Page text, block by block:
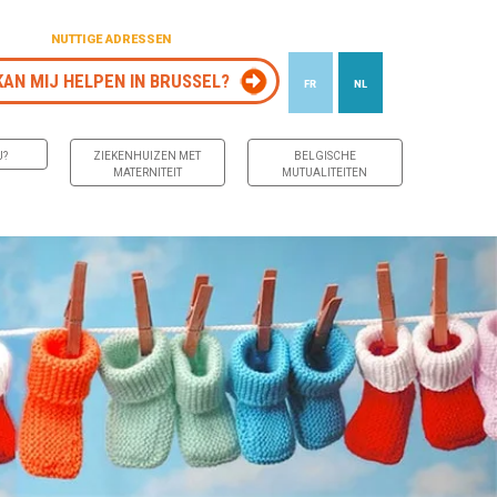
NUTTIGE ADRESSEN
MIJ HELPEN IN BRUSSEL? FR NL
ZIEKENHUIZEN MET
MATERNITEIT
BELGISCHE
MUTUALITEITEN